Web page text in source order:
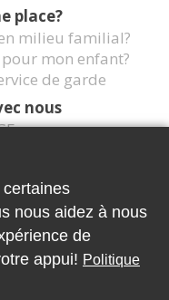
place?
milieu familial?
mon enfant?
de garde
nous
CPE
nous aidez à nous
de
appui! Politique